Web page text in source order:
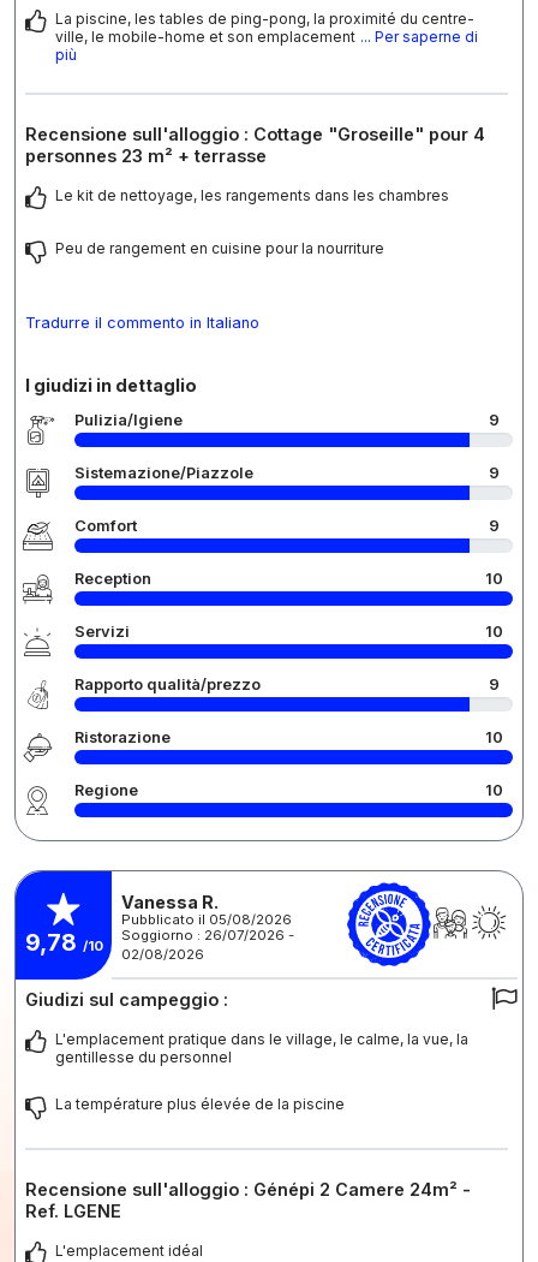
La piscine, les tables de ping-pong, la proximité du centre-
ville, le mobile-home et son emplacement ... Per saperne di
più
Recensione sull'alloggio : Cottage "Groseille" pour 4
personnes 23 m² + terrasse
Le kit de nettoyage, les rangements dans les chambres
Peu de rangement en cuisine pour la nourriture
Tradurre il commento in Italiano
I giudizi in dettaglio
Pulizia/Igiene 9
Sistemazione/Piazzole 9
Comfort 9
Reception 10
Servizi 10
Rapporto qualità/prezzo 9
Ristorazione 10
Regione 10
9,78 /10
Vanessa R.
Pubblicato il 05/08/2026
Soggiorno : 26/07/2026 -
02/08/2026
Giudizi sul campeggio :
L'emplacement pratique dans le village, le calme, la vue, la
gentillesse du personnel
La température plus élevée de la piscine
Recensione sull'alloggio : Génépi 2 Camere 24m² -
Ref. LGENE
L'emplacement idéal